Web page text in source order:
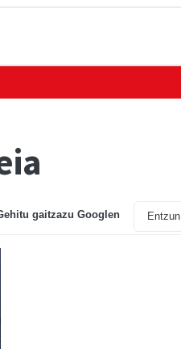
gaitzazu Googlen Entzun